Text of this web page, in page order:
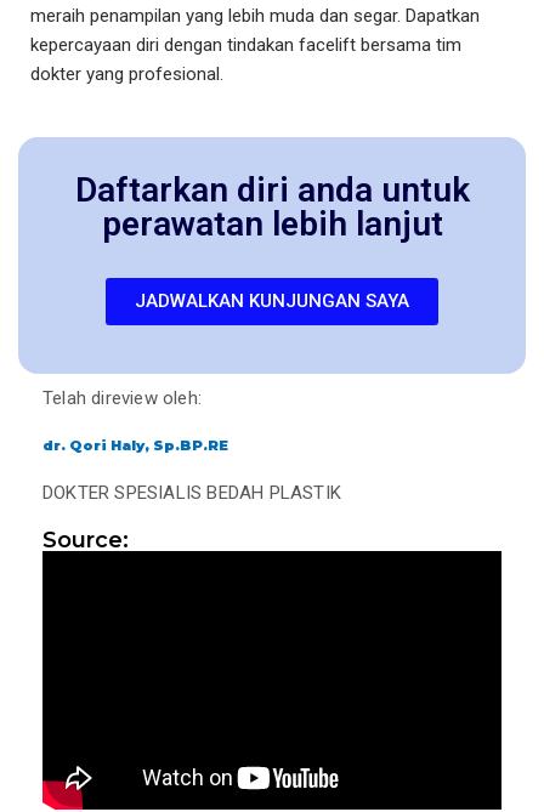
meraih penampilan yang lebih muda dan segar. Dapatkan
kepercayaan diri dengan tindakan facelift bersama tim
dokter yang profesional.
Daftarkan diri anda untuk
perawatan lebih lanjut
JADWALKAN KUNJUNGAN SAYA
Telah direview oleh:
dr. Qori Haly, Sp.BP.RE
DOKTER SPESIALIS BEDAH PLASTIK
Source: